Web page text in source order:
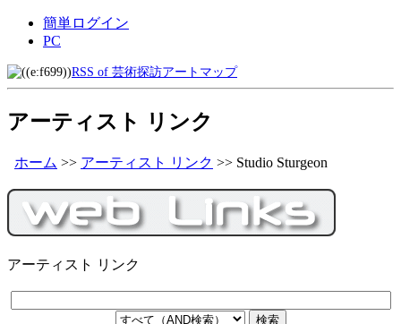
簡単ログイン
PC
RSS of 芸術探訪アートマップ
アーティスト リンク
ホーム >> アーティスト リンク >> Studio Sturgeon
アーティスト リンク